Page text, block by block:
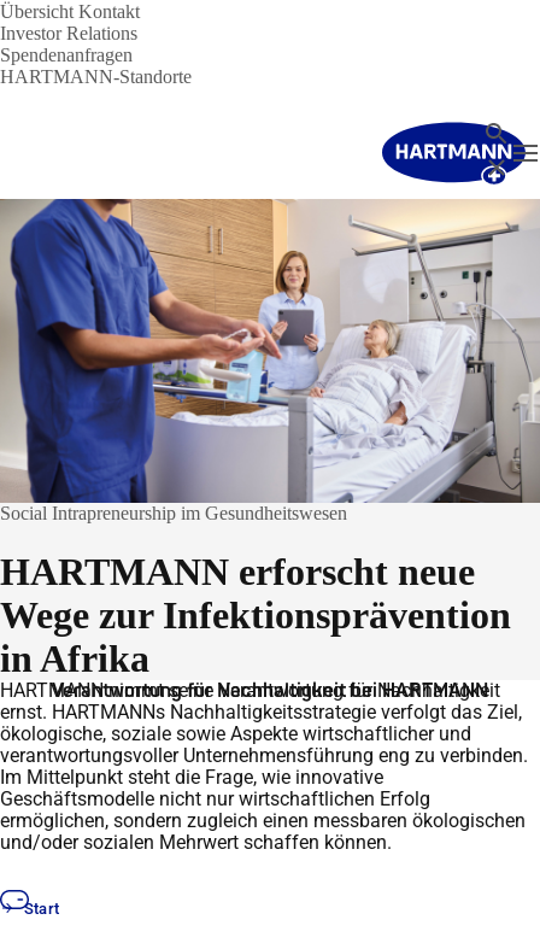
Übersicht Kontakt
Investor Relations
Spendenanfragen
HARTMANN-Standorte
Suche
Social Intrapreneurship im Gesundheitswesen
HARTMANN erforscht neue
Wege zur Infektionsprävention
in Afrika
Verantwortung für Nachhaltigkeit bei HARTMANN
HARTMANN nimmt seine Verantwortung für Nachhaltigkeit
ernst. HARTMANNs Nachhaltigkeitsstrategie verfolgt das Ziel,
ökologische, soziale sowie Aspekte wirtschaftlicher und
verantwortungsvoller Unternehmensführung eng zu verbinden.
Im Mittelpunkt steht die Frage, wie innovative
Geschäftsmodelle nicht nur wirtschaftlichen Erfolg
ermöglichen, sondern zugleich einen messbaren ökologischen
und/oder sozialen Mehrwert schaffen können.
Start